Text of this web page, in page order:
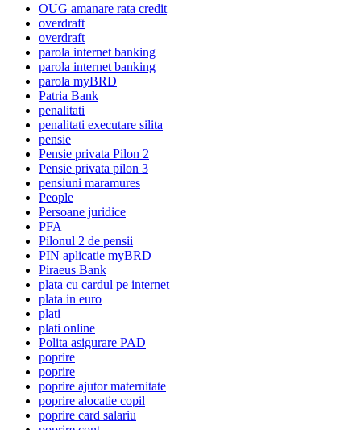
OUG amanare rata credit
overdraft
overdraft
parola internet banking
parola internet banking
parola myBRD
Patria Bank
penalitati
penalitati executare silita
pensie
Pensie privata Pilon 2
Pensie privata pilon 3
pensiuni maramures
People
Persoane juridice
PFA
Pilonul 2 de pensii
PIN aplicatie myBRD
Piraeus Bank
plata cu cardul pe internet
plata in euro
plati
plati online
Polita asigurare PAD
poprire
poprire
poprire ajutor maternitate
poprire alocatie copil
poprire card salariu